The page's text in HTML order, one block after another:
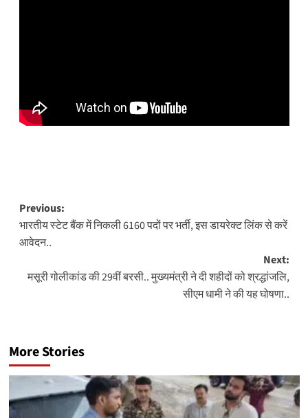
Post
navigation
Previous:
भारतीय स्टेट बैंक में निकली 6160 पदों पर भर्ती, इस डायरेक्ट लिंक से करें
आवेदन..
Next:
मसूरी गोलीकांड की 29वीं बरसी.. मुख्यमंत्री ने दी शहीदों को श्रद्धांजलि,
सीएम धामी ने की यह घोषणा..
More Stories